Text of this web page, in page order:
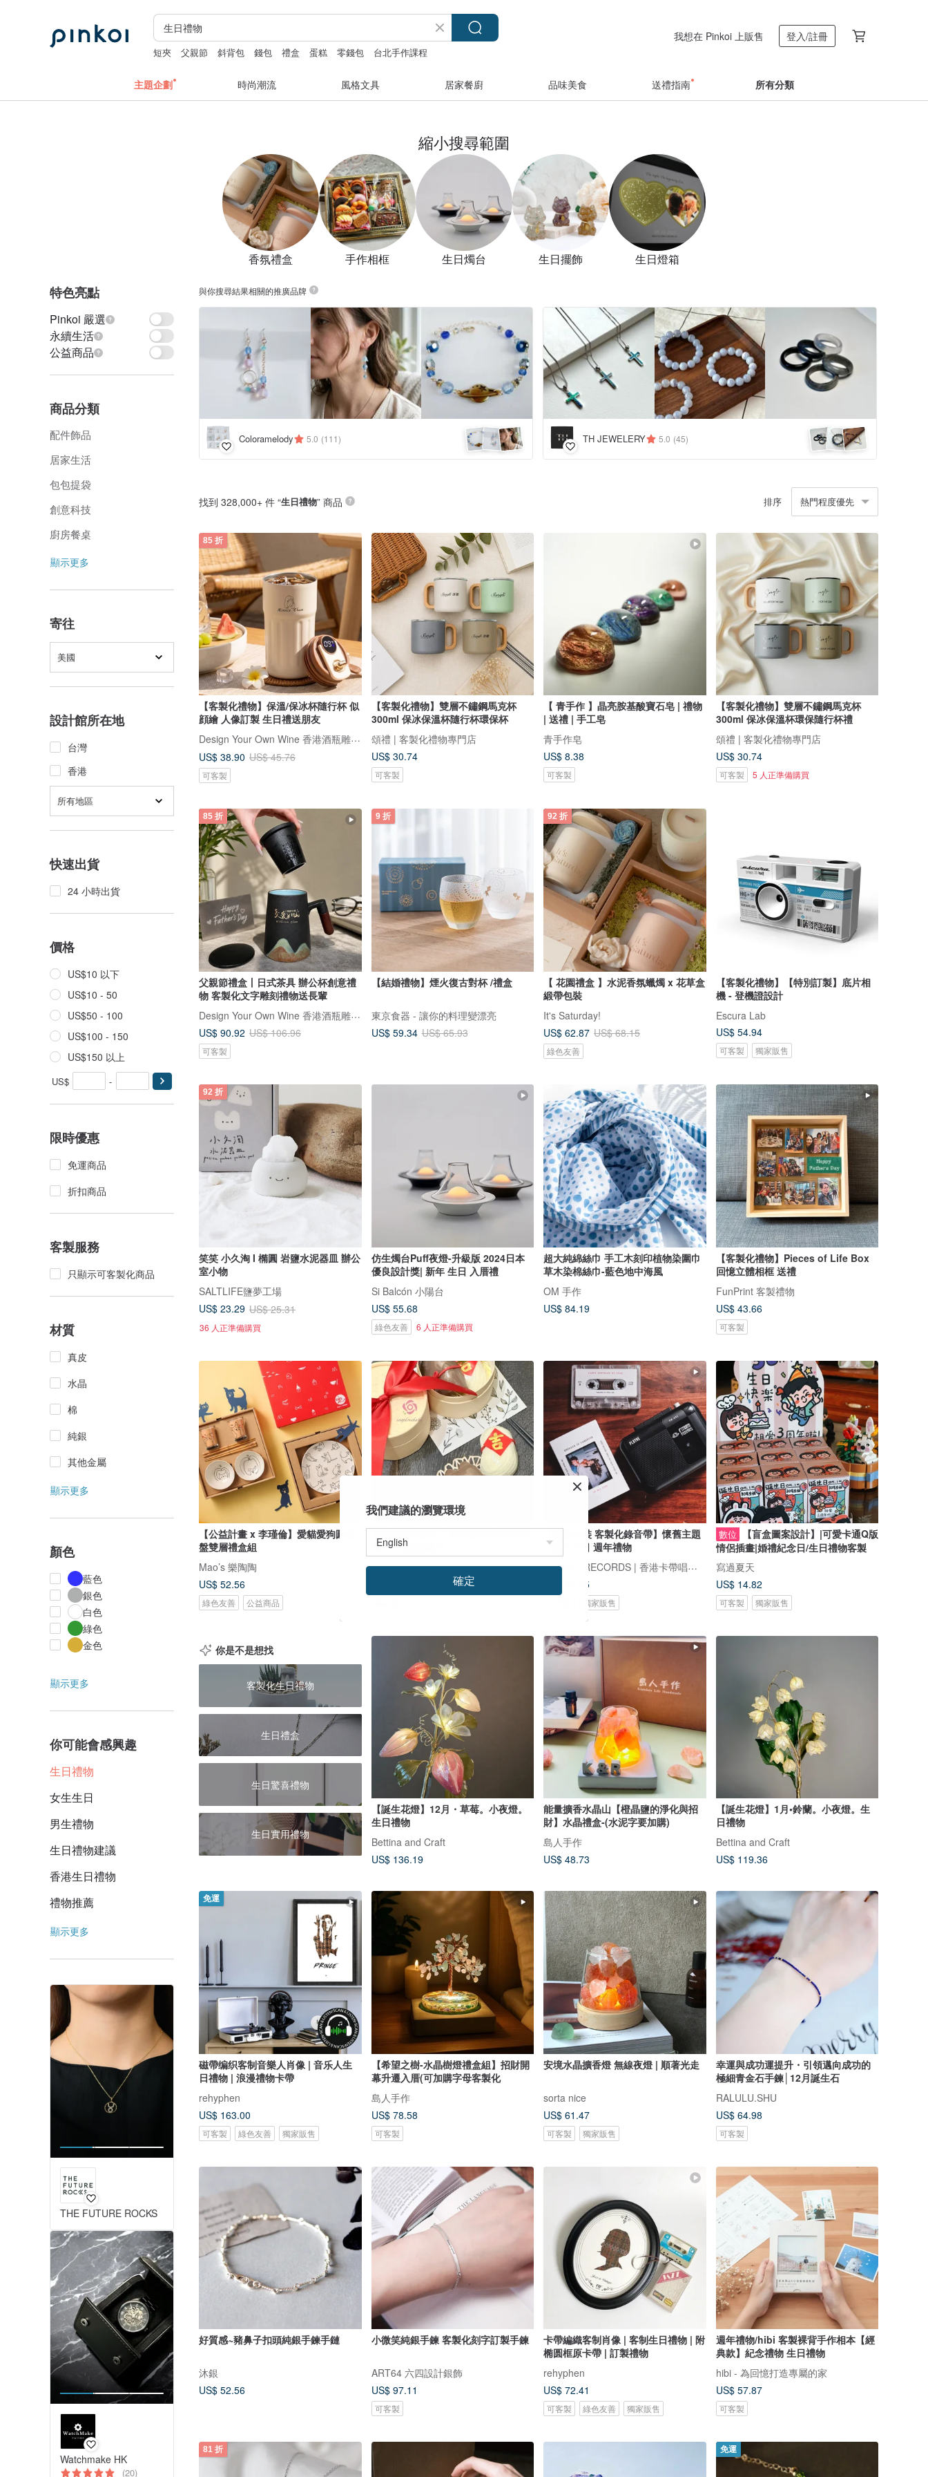
短夾 父親節 斜背包 錢包 禮盒 蛋糕 零錢包 台北手作課程
我想在 Pinkoi 上販售 登入/註冊
主題企劃 時尚潮流 風格文具 居家餐廚 品味美食 送禮指南 所有分類
縮小搜尋範圍
香氛禮盒 手作相框 生日燭台 生日擺飾 生日燈箱
特色亮點
Pinkoi 嚴選
永續生活
公益商品
商品分類
配件飾品
居家生活
包包提袋
創意科技
廚房餐桌
顯示更多
寄往
美國
設計館所在地
台灣
香港
所有地區
快速出貨
24 小時出貨
價格
US$10 以下
US$10 - 50
US$50 - 100
US$100 - 150
US$150 以上
US$ -
限時優惠
免運商品
折扣商品
客製服務
只顯示可客製化商品
材質
真皮
水晶
棉
純銀
其他金屬
顯示更多
顏色
藍色
銀色
白色
綠色
金色
顯示更多
你可能會感興趣
生日禮物
女生生日
男生禮物
生日禮物建議
香港生日禮物
禮物推薦
顯示更多
THE FUTURE ROCKS
Watchmake HK
(20)
與你搜尋結果相關的推廣品牌
Coloramelody 5.0 (111) TH JEWELERY 5.0 (45)
找到 328,000+ 件 “生日禮物” 商品 排序 熱門程度優先
85 折
【客製化禮物】保溫/保冰杯隨行杯 似
顔繪 人像訂製 生日禮送朋友
Design Your Own Wine 香港酒瓶雕刻禮品專門店
US$ 38.90 US$ 45.76
可客製
【客製化禮物】雙層不鏽鋼馬克杯
300ml 保冰保溫杯隨行杯環保杯
頌禮 | 客製化禮物專門店
US$ 30.74
可客製
【 青手作 】晶亮胺基酸寶石皂 | 禮物
| 送禮 | 手工皂
青手作皂
US$ 8.38
可客製
【客製化禮物】雙層不鏽鋼馬克杯
300ml 保冰保溫杯環保隨行杯禮
頌禮 | 客製化禮物專門店
US$ 30.74
可客製 5 人正準備購買
85 折
父親節禮盒丨日式茶具 辦公杯創意禮
物 客製化文字雕刻禮物送長輩
Design Your Own Wine 香港酒瓶雕刻禮品專門店
US$ 90.92 US$ 106.96
可客製
9 折
【結婚禮物】煙火復古對杯 /禮盒
東京食器 - 讓你的料理變漂亮
US$ 59.34 US$ 65.93
92 折
【 花園禮盒 】水泥香氛蠟燭 x 花草盒
緞帶包裝
It's Saturday!
US$ 62.87 US$ 68.15
綠色友善
【客製化禮物】【特別訂製】底片相
機 - 登機證設計
Escura Lab
US$ 54.94
可客製 獨家販售
92 折
笑笑 小久淘 I 橢圓 岩鹽水泥器皿 辦公
室小物
SALTLIFE鹽夢工場
US$ 23.29 US$ 25.31
36 人正準備購買
仿生燭台Puff夜燈-升級版 2024日本
優良設計獎| 新年 生日 入厝禮
Si Balcón 小陽台
US$ 55.68
綠色友善 6 人正準備購買
超大純綿絲巾 手工木刻印植物染圍巾
草木染棉絲巾-藍色地中海風
OM 手作
US$ 84.19
【客製化禮物】Pieces of Life Box
回憶立體相框 送禮
FunPrint 客製禮物
US$ 43.66
可客製
【公益計畫 x 李瑾倫】愛貓愛狗圓餐
盤雙層禮盒組
Mao’s 樂陶陶
US$ 52.56
綠色友善 公益商品
壽|生日禮物|閏月
皂芬坊 Soaplovebaby｜祝福造型皂設計館
【全新包裝 客製化錄音帶】懷舊主題
| 情侶 生日 週年禮物
FINDME RECORDS | 香港卡帶唱片生活店
US$ 42.85
獨家販售
數位
【盲盒圖案設計】|可愛卡通Q版
情侶插畫|婚禮紀念日/生日禮物客製
寫過夏天
US$ 14.82
可客製 獨家販售
你是不是想找
客製化生日禮物
生日禮盒
生日驚喜禮物
生日實用禮物
【誕生花燈】12月・草莓。小夜燈。
生日禮物
Bettina and Craft
US$ 136.19
能量擴香水晶山【橙晶鹽的淨化與招
財】水晶禮盒-(水泥字要加購)
島人手作
US$ 48.73
【誕生花燈】1月•鈴蘭。小夜燈。生
日禮物
Bettina and Craft
US$ 119.36
免運
磁帶编织客制音樂人肖像 | 音乐人生
日禮物 | 浪漫禮物卡帶
rehyphen
US$ 163.00
可客製 綠色友善 獨家販售
【希望之樹-水晶樹燈禮盒組】招財開
幕升遷入厝(可加購字母客製化
島人手作
US$ 78.58
可客製
安境水晶擴香燈 無線夜燈 | 順著光走
sorta nice
US$ 61.47
可客製 獨家販售
幸運與成功運提升・引領邁向成功的
極細青金石手鍊│12月誕生石
RALULU.SHU
US$ 64.98
可客製
好質感~豬鼻子扣頭純銀手鍊手鏈
沐銀
US$ 52.56
小微笑純銀手鍊 客製化刻字訂製手鍊
ART64 六四設計銀飾
US$ 97.11
可客製
卡帶編織客制肖像 | 客制生日禮物 | 附
椭圆框原卡帶 | 訂製禮物
rehyphen
US$ 72.41
可客製 綠色友善 獨家販售
週年禮物/hibi 客製裸背手作相本【經
典款】紀念禮物 生日禮物
hibi - 為回憶打造專屬的家
US$ 57.87
可客製
81 折 免運
我們建議的瀏覽環境
確定